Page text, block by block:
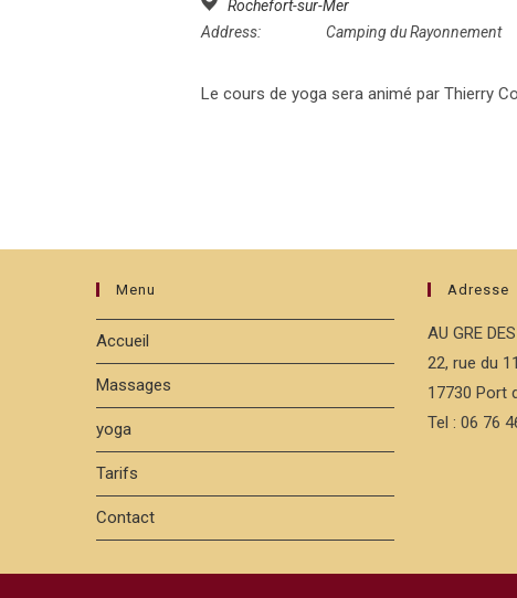
Rochefort-sur-Mer
Address:
Camping du Rayonnement
Le cours de yoga sera animé par Thierry
Menu
Accueil
Massages
yoga
Tarifs
Contact
Adresse
AU GRE
22, rue du
17730 Port
Tel : 06 76